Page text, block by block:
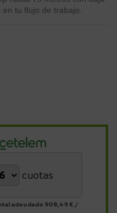
tu flujo de trabajo.
cuotas
adeudado 908,49 € /